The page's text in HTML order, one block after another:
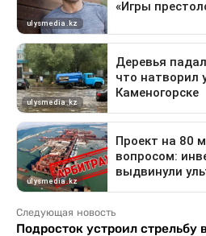
Следующая новость
Подросток устроил стрельбу